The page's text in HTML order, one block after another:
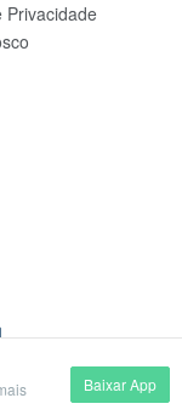
Baixar App
Privacidade